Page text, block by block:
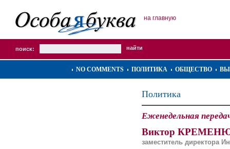
на главную
поиск:
NO COMMENTS ПОЛИТИКА ОБЩЕСТВО
Политика
Еженедельная
Виктор
заместитель директора